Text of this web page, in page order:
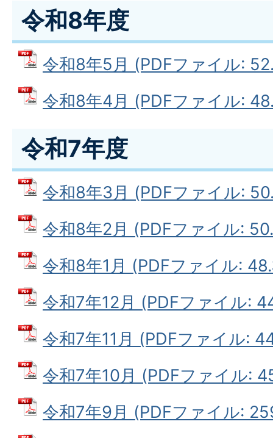
令和8年度
令和8年5月 (PDFファイル:
令和8年4月 (PDFファイル:
令和7年度
令和8年3月 (PDFファイル:
令和8年2月 (PDFファイル:
令和8年1月 (PDFファイル:
令和7年12月 (PDFファイル:
令和7年11月 (PDFファイル:
令和7年10月 (PDFファイル:
令和7年9月 (PDFファイル: